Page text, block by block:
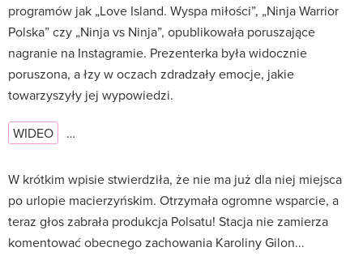
programów jak „Love Island. Wyspa miłości”, „Ninja Warrior
Polska” czy „Ninja vs Ninja”, opublikowała poruszające
nagranie na Instagramie. Prezenterka była widocznie
poruszona, a łzy w oczach zdradzały emocje, jakie
towarzyszyły jej wypowiedzi.
WIDEO …
W krótkim wpisie stwierdziła, że nie ma już dla niej miejsca
po urlopie macierzyńskim. Otrzymała ogromne wsparcie, a
teraz głos zabrała produkcja Polsatu! Stacja nie zamierza
komentować obecnego zachowania Karoliny Gilon...